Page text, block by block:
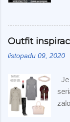
Outfit
listopadu 09, 2020